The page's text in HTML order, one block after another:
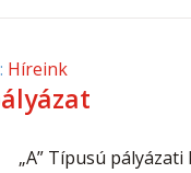
Híreink
„A” Típusú